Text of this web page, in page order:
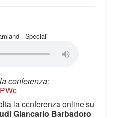
conferenza:
la conferenza online su
Giancarlo Barbadoro